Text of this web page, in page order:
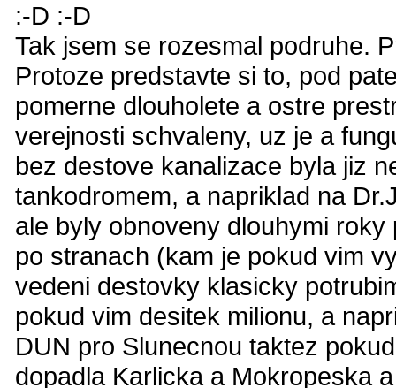
:-D :-D
Tak jsem se rozesmal podruhe.
Protoze predstavte si to, pod
pomerne dlouholete a ostre
verejnosti schvaleny, uz je a
bez destove kanalizace byla jiz
tankodromem, a napriklad na
ale byly obnoveny dlouhymi
po stranach (kam je pokud vim
vedeni destovky klasicky
pokud vim desitek milionu, a
DUN pro Slunecnou taktez
dopadla Karlicka a Mokropeska